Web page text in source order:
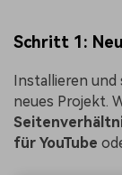
Schritt 1:
Installieren und
neues Projekt.
für YouTube